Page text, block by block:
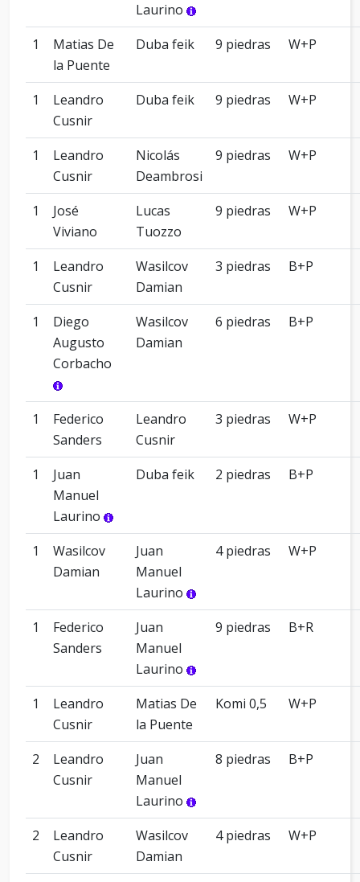
Laurino
1
Matias De
la Puente
Duba feik 9 piedras W+P
1
Leandro
Cusnir
Duba feik 9 piedras W+P
1
Leandro
Cusnir
Nicolás
Deambrosi
9 piedras W+P
1
José
Viviano
Lucas
Tuozzo
9 piedras W+P
1
Leandro
Cusnir
Wasilcov
Damian
3 piedras B+P
1
Diego
Augusto
Corbacho
Wasilcov
Damian
6 piedras B+P
1
Federico
Sanders
Leandro
Cusnir
3 piedras W+P
1
Juan
Manuel
Laurino
Duba feik 2 piedras B+P
1
Wasilcov
Damian
Juan
Manuel
Laurino
4 piedras W+P
1
Federico
Sanders
Juan
Manuel
Laurino
9 piedras B+R
1
Leandro
Cusnir
Matias De
la Puente
Komi 0,5 W+P
2
Leandro
Cusnir
Juan
Manuel
Laurino
8 piedras B+P
2
Leandro
Cusnir
Wasilcov
Damian
4 piedras W+P